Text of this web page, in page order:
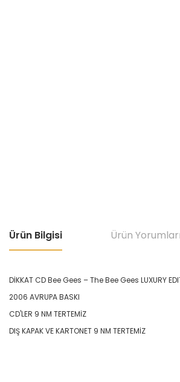
Ürün Bilgisi Ürün Yorumları
DİKKAT CD Bee Gees – The Bee Gees LUXURY
2006 AVRUPA BASKI
CD'LER 9 NM TERTEMİZ
DIŞ KAPAK VE KARTONET 9 NM TERTEMİZ